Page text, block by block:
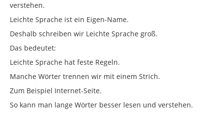
verstehen.
Leichte Sprache ist ein Eigen-Name.
Deshalb schreiben wir Leichte Sprache groß.
Das bedeutet:
Leichte Sprache hat feste Regeln.
Manche Wörter trennen wir mit einem Strich.
Zum Beispiel Internet-Seite.
So kann man lange Wörter besser lesen und verstehen.